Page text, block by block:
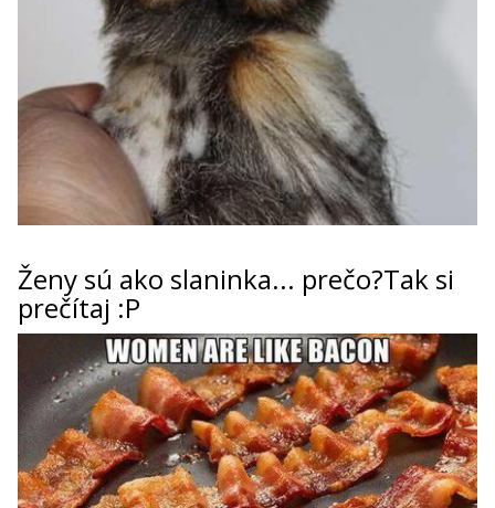
ženy sú ako slaninka... prečo?Tak si
prečítaj :P